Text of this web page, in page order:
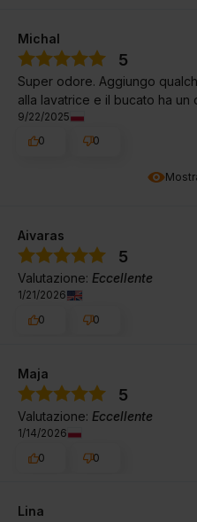
Michal
5
Super odore. Aggiungo
alla lavatrice e il bucato ha un
9/22/2025
0
0
Aivaras
5
Valutazione: Eccellente
1/21/2026
0
0
Maja
5
Valutazione: Eccellente
1/14/2026
0
0
Lina